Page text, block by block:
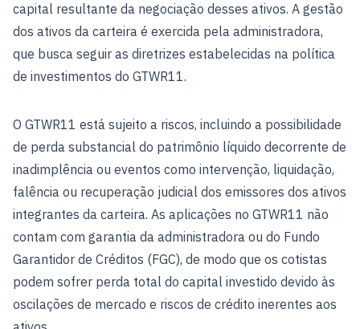
capital resultante da negociação desses ativos. A gestão
dos ativos da carteira é exercida pela administradora,
que busca seguir as diretrizes estabelecidas na política
de investimentos do GTWR11.
O GTWR11 está sujeito a riscos, incluindo a possibilidade
de perda substancial do patrimônio líquido decorrente de
inadimplência ou eventos como intervenção, liquidação,
falência ou recuperação judicial dos emissores dos ativos
integrantes da carteira. As aplicações no GTWR11 não
contam com garantia da administradora ou do Fundo
Garantidor de Créditos (FGC), de modo que os cotistas
podem sofrer perda total do capital investido devido às
oscilações de mercado e riscos de crédito inerentes aos